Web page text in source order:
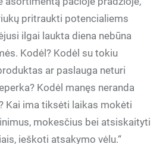
pritraukti potencialiems
ilgai laukta diena nebūna
Kodėl? Kodėl su tokiu
ar paslauga neturi
Kodėl manęs neranda
Kai ima tiksėti laikas mokėti
mokesčius bei atsiskaityti
ieškoti atsakymo vėlu.“